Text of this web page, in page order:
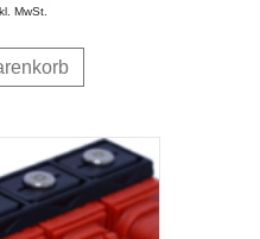
MwSt.